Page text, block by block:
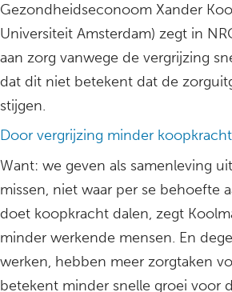
Gezondheidseconoom Xander
Universiteit Amsterdam) zegt in
aan zorg vanwege de vergrijzing
dat dit niet betekent dat de
stijgen.
Door vergrijzing minder koopkracht
Want: we geven als samenleving
missen, niet waar per se behoefte
doet koopkracht dalen, zegt
minder werkende mensen. En
werken, hebben meer zorgtaken
betekent minder snelle groei voor